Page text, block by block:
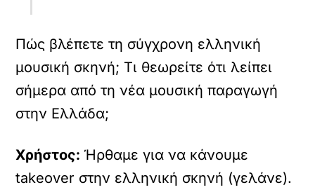
Πώς βλέπετε τη σύγχρονη ελληνική
μουσική σκηνή; Τι θεωρείτε ότι λείπει
σήμερα από τη νέα μουσική παραγωγή
στην Ελλάδα;
Χρήστος: Ήρθαμε για να κάνουμε
takeover στην ελληνική σκηνή (γελάνε).